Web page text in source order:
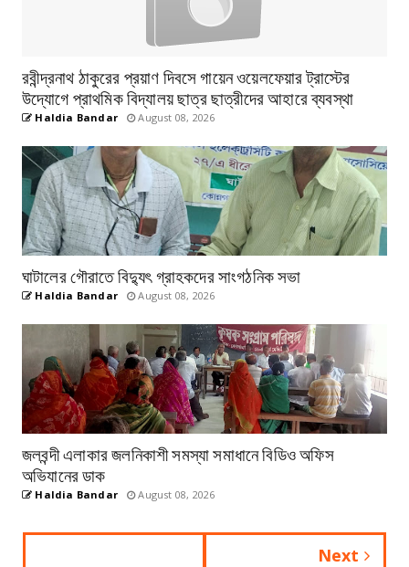
রবীন্দ্রনাথ ঠাকুরের প্রয়াণ দিবসে গায়েন ওয়েলফেয়ার ট্রাস্টের
উদ্যোগে প্রাথমিক বিদ্যালয় ছাত্র ছাত্রীদের আহারে ব্যবস্থা
Haldia Bandar August 08, 2026
ঘাটালের গৌরাতে বিদ্যুৎ গ্রাহকদের সাংগঠনিক সভা
Haldia Bandar August 08, 2026
জলবন্দী এলাকার জলনিকাশী সমস্যা সমাধানে বিডিও অফিস
অভিযানের ডাক
Haldia Bandar August 08, 2026
Next